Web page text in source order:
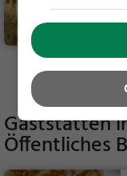
Mehr
Gaststätten
Öffentliches